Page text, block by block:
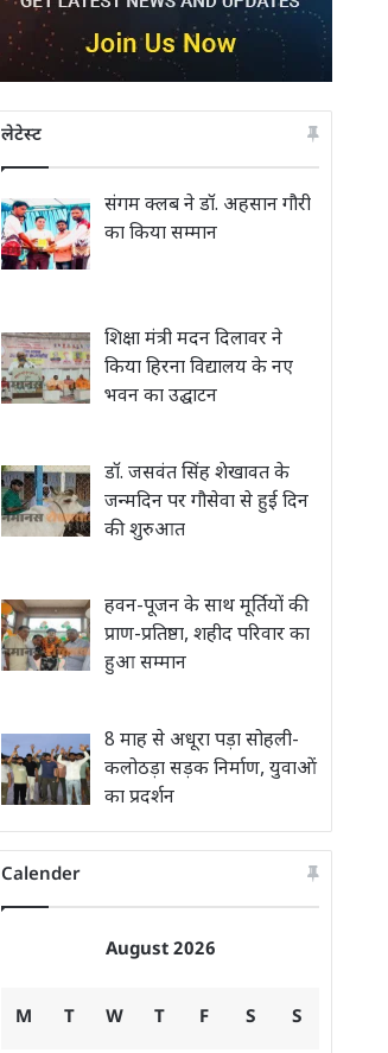
लेटेस्ट
संगम क्लब ने डॉ. अहसान गौरी
का किया सम्मान
शिक्षा मंत्री मदन दिलावर ने
किया हिरना विद्यालय के नए
भवन का उद्घाटन
डॉ. जसवंत सिंह शेखावत के
जन्मदिन पर गौसेवा से हुई दिन
की शुरुआत
हवन-पूजन के साथ मूर्तियों की
प्राण-प्रतिष्ठा, शहीद परिवार का
हुआ सम्मान
8 माह से अधूरा पड़ा सोहली-
कलोठड़ा सड़क निर्माण, युवाओं
का प्रदर्शन
Calender
August 2026
M T W T F S S